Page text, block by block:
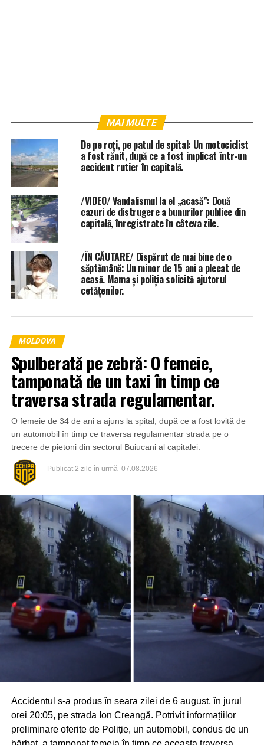
MAI MULTE
De pe roți, pe patul de spital: Un motociclist
a fost rănit, după ce a fost implicat într-un
accident rutier în capitală.
/VIDEO/ Vandalismul la el „acasă”: Două
cazuri de distrugere a bunurilor publice din
capitală, înregistrate în câteva zile.
/ÎN CĂUTARE/ Dispărut de mai bine de o
săptămână: Un minor de 15 ani a plecat de
acasă. Mama și poliția solicită ajutorul
cetățenilor.
MOLDOVA
Spulberată pe zebră: O femeie,
tamponată de un taxi în timp ce
traversa strada regulamentar.
O femeie de 34 de ani a ajuns la spital, după ce a fost lovită de
un automobil în timp ce traversa regulamentar strada pe o
trecere de pietoni din sectorul Buiucani al capitalei.
Publicat 2 zile în urmă 07.08.2026
Accidentul s-a produs în seara zilei de 6 august, în jurul
orei 20:05, pe strada Ion Creangă. Potrivit informațiilor
preliminare oferite de Poliție, un automobil, condus de un